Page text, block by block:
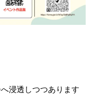
浸透しつつあります